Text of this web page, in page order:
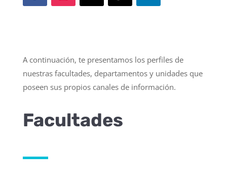
A continuación, te presentamos los perfiles de
nuestras facultades, departamentos y unidades que
poseen sus propios canales de información.
Facultades